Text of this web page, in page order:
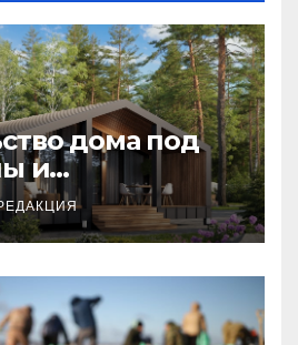
дома под
и
бюджета